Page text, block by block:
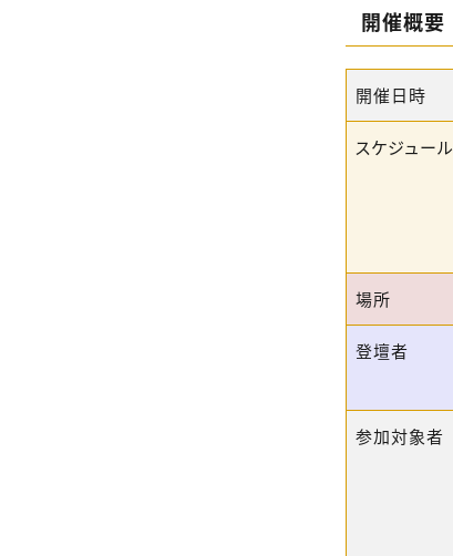
開催概要
開催日時
スケジュール
場所
登壇者
参加対象者